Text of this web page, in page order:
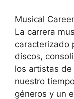
Musical
La carrera
caracterizado
discos,
los artistas
nuestro
géneros y un